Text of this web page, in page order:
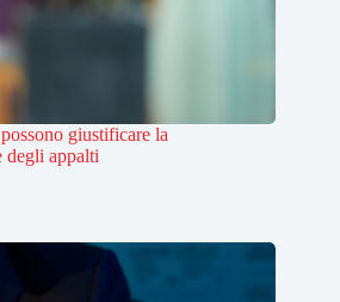
giustificare la
degli appalti